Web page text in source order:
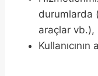
durumlarda
araçlar vb.),